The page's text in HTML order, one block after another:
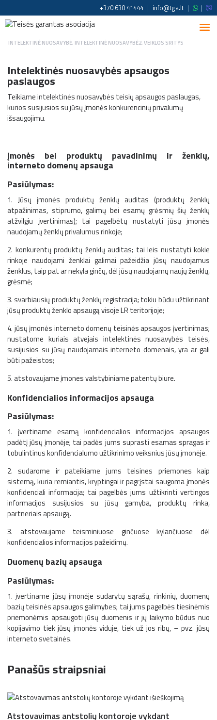
+370 630 41444 | info@tga.lt | |
INTELEKTINĖ NUOSAVYBĖ, INTELEKTINĖ NUOSAVYBĖ2,VEIKLOS SRITYS
Intelektinės nuosavybės apsaugos
paslaugos
Teikiame intelektinės nuosavybės teisių apsaugos paslaugas,
kurios susijusios su jūsų įmonės konkurencinių privalumų
išsaugojimu.
Įmonės bei produktų pavadinimų ir ženklų,
interneto domenų apsauga
Pasiūlymas:
1. Jūsų įmonės produktų ženklų auditas (produktų ženklų
atpažinimas, stiprumo, galimų bei esamų grėsmių šių ženklų
atžvilgiu įvertinimas); tai pagelbėtų nustatyti jūsų įmonės
naudojamų ženklų privalumus rinkoje;
2. konkurentų produktų ženklų auditas; tai leis nustatyti kokie
rinkoje naudojami ženklai galimai pažeidžia jūsų naudojamus
ženklus, taip pat ar nekyla ginčų, dėl jūsų naudojamų naujų ženklų,
grėsmė;
3. svarbiausių produktų ženklų registracija; tokiu būdu užtikrinant
jūsų produktų ženklo apsaugą visoje LR teritorijoje;
4. jūsų įmonės interneto domenų teisinės apsaugos įvertinimas;
nustatome kuriais atvejais intelektinės nuosavybės teisės,
susijusios su jūsų naudojamais interneto domenais, yra ar gali
būti pažeistos;
5. atstovaujame įmones valstybiniame patentų biure.
Konfidencialios informacijos apsauga
Pasiūlymas:
1. įvertiname esamą konfidencialios informacijos apsaugos
padėtį jūsų įmonėje; tai padės jums suprasti esamas spragas ir
tobulintinus konfidencialumo užtikrinimo veiksnius jūsų įmonėje.
2. sudarome ir pateikiame jums teisines priemones kaip
sistemą, kuria remiantis, kryptingai ir pagrįstai saugoma įmonės
konfidenciali informacija; tai pagelbės jums užtikrinti vertingos
informacijos susijusios su jūsų gamyba, produktų rinka,
partneriais apsaugą.
3. atstovaujame teisminiuose ginčuose kylančiuose dėl
konfidencialios informacijos pažeidimų.
Duomenų bazių apsauga
Pasiūlymas:
1. įvertiname jūsų įmonėje sudarytų sąrašų, rinkinių, duomenų
bazių teisinės apsaugos galimybes; tai jums pagelbės tiesinėmis
priemonėmis apsaugoti jūsų duomenis ir jų laikymo būdus nuo
kopijavimo tiek jūsų įmonės viduje, tiek už jos ribų, – pvz. jūsų
interneto svetainės.
Panašūs straipsniai
Atstovavimas antstolių kontoroje vykdant